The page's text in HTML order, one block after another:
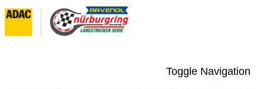
Toggle Navigation